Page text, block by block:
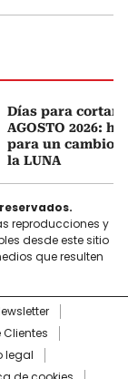
Días para
AGOSTO 2026:
para un cambio
la LUNA
reproducciones y
desde este sitio
que resulten
legal